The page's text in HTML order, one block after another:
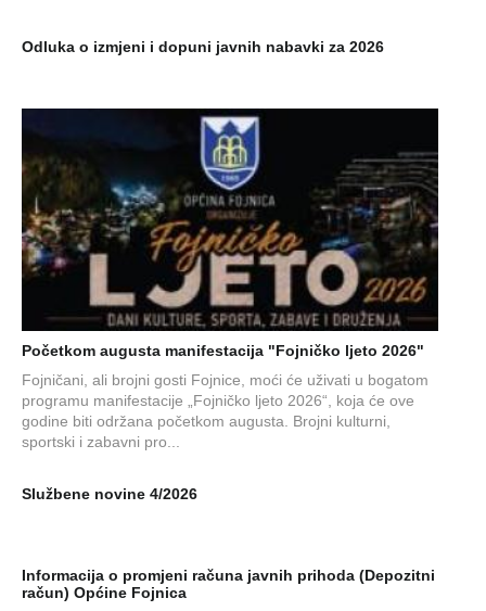
Odluka o izmjeni i dopuni javnih nabavki za 2026
Početkom augusta manifestacija "Fojničko ljeto 2026"
Fojničani, ali brojni gosti Fojnice, moći će uživati u bogatom
programu manifestacije „Fojničko ljeto 2026“, koja će ove
godine biti održana početkom augusta. Brojni kulturni,
sportski i zabavni pro...
Službene novine 4/2026
Informacija o promjeni računa javnih prihoda (Depozitni
račun) Općine Fojnica